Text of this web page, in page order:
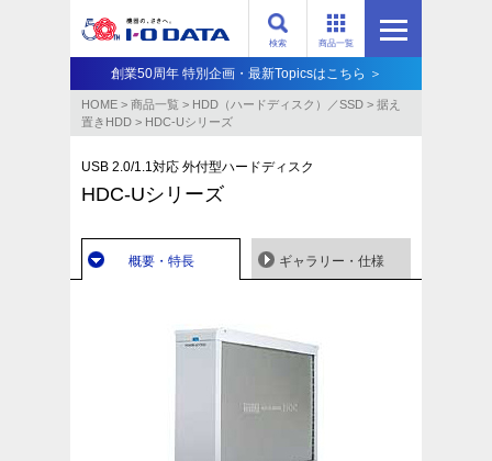
商品一覧
検索
創業50周年 特別企画・最新Topicsはこちら ＞
HOME > 商品一覧 > HDD（ハードディスク）／SSD > 据え
置きHDD > HDC-Uシリーズ
USB 2.0/1.1対応 外付型ハードディスク
HDC-Uシリーズ
概要・特長 ギャラリー・仕様